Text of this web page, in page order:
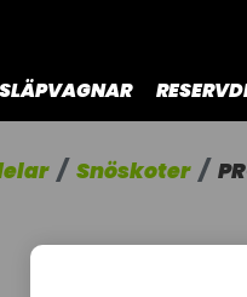
SLÄPVAGNAR
Snöskoter